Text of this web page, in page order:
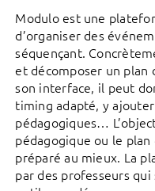
Modulo est une
d’organiser des
séquençant.
et décomposer un plan
son interface, il peut
timing adapté, y
pédagogiques…
pédagogique ou le
préparé au mieux. La
par des professeurs